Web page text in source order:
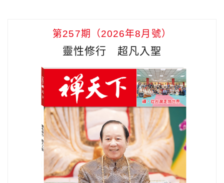
第257期（2026年8月號）
靈性修行 超凡入聖